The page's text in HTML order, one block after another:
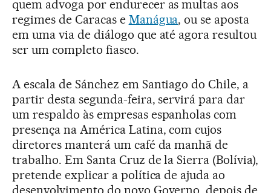
quem advoga por endurecer as multas aos
regimes de Caracas e Manágua, ou se aposta
em uma via de diálogo que até agora resultou
ser um completo fiasco.
A escala de Sánchez em Santiago do Chile, a
partir desta segunda-feira, servirá para dar
um respaldo às empresas espanholas com
presença na América Latina, com cujos
diretores manterá um café da manhã de
trabalho. Em Santa Cruz de la Sierra (Bolívia),
pretende explicar a política de ajuda ao